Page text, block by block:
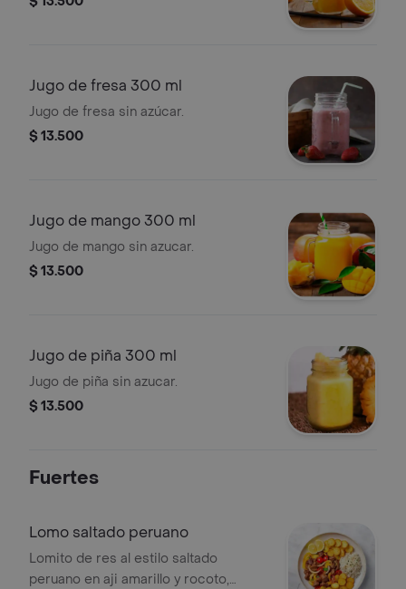
Jugo de fresa 300 ml
Jugo de fresa sin azúcar.
$ 13.500
Jugo de mango 300 ml
Jugo de mango sin azucar.
$ 13.500
Jugo de piña 300 ml
Jugo de piña sin azucar.
$ 13.500
Fuertes
Lomo saltado peruano
Lomito de res al estilo saltado
peruano en aji amarillo y rocoto,